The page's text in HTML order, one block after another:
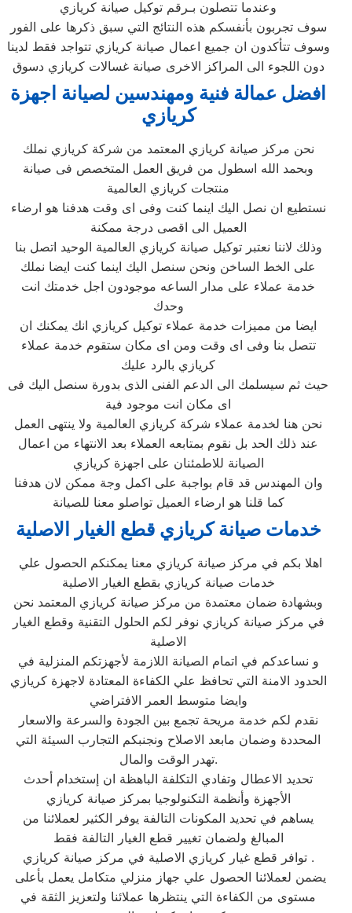
وعندما تتصلون بـرقم توكيل صيانة كريازي
سوف تجربون بأنفسكم هذه النتائج التي سبق ذكرها على الفور
وسوف تتأكدون ان جميع اعمال صيانة كريازي تتواجد فقط لدينا
دون اللجوء الى المراكز الاخرى صيانة غسالات كريازي دسوق
افضل عمالة فنية ومهندسين لصيانة اجهزة
كريازي
نحن مركز صيانة كريازي المعتمد من شركة كريازي نملك
وبحمد الله اسطول من فريق العمل المتخصص فى صيانة
منتجات كريازي العالمية
نستطيع ان نصل اليك اينما كنت وفى اى وقت هدفنا هو ارضاء
العميل الى اقصى درجة ممكنة
وذلك لاننا نعتبر توكيل صيانة كريازي العالمية الوحيد اتصل بنا
على الخط الساخن ونحن سنصل اليك اينما كنت ايضا نملك
خدمة عملاء على مدار الساعه موجودون اجل خدمتك انت
وحدك
ايضا من مميزات خدمة عملاء توكيل كريازي انك يمكنك ان
تتصل بنا وفى اى وقت ومن اى مكان ستقوم خدمة عملاء
كريازي بالرد عليك
حيث ثم سيسلمك الى الدعم الفنى الذى بدورة سنصل اليك فى
اى مكان انت موجود فية
نحن هنا لخدمة عملاء شركة كريازي العالمية ولا ينتهى العمل
عند ذلك الحد بل نقوم بمتابعه العملاء بعد الانتهاء من اعمال
الصيانة للاطمئنان على اجهزة كريازي
وان المهندس قد قام بواجبة على اكمل وجة ممكن لان هدفنا
كما قلنا هو ارضاء العميل تواصلو معنا للصيانة
خدمات صيانة كريازي قطع الغيار الاصلية
خدمات صيانة كريازي بقطع الغيار الاصلية
وبشهادة ضمان معتمدة من مركز صيانة كريازي المعتمد نحن
في مركز صيانة كريازي نوفر لكم الحلول التقنية وقطع الغيار
الاصلية
و نساعدكم في اتمام الصيانة اللازمة لأجهزتكم المنزلية في
الحدود الامنة التي تحافظ علي الكفاءة المعتادة لاجهزة كريازي
وايضا متوسط العمر الافتراضي
نقدم لكم خدمة مريحة تجمع بين الجودة والسرعة والاسعار
المحددة وضمان مابعد الاصلاح ونجنبكم التجارب السيئة التي
تهدر الوقت والمال.
تحديد الاعطال وتفادي التكلفة الباهظة ان إستخدام أحدث
الأجهزة وأنظمة التكنولوجيا بمركز صيانة كريازي
يساهم في تحديد المكونات التالفة يوفر الكثير لعملائنا من
المبالغ ولضمان تغيير قطع الغيار التالفة فقط
توافر قطع غيار كريازي الاصلية في مركز صيانة كريازي .
مستوى من الكفاءة التي ينتظرها عملائنا ولتعزيز الثقة في